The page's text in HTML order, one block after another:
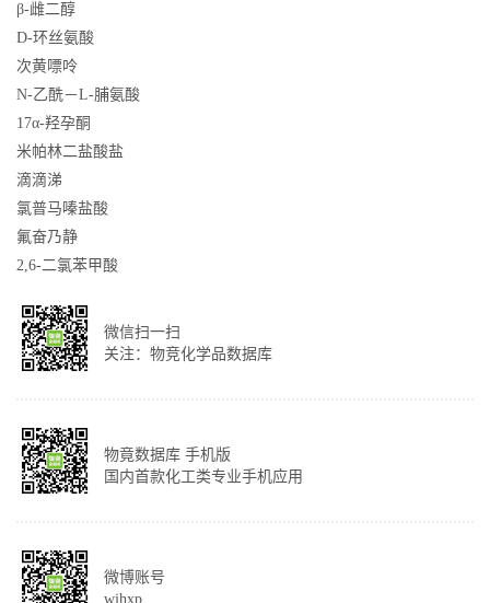
β-雌二醇
D-环丝氨酸
次黄嘌呤
N-乙酰－L-脯氨酸
17α-羟孕酮
米帕林二盐酸盐
滴滴涕
氯普马嗪盐酸
氟奋乃静
2,6-二氯苯甲酸
微信扫一扫
关注：物竞化学品数据库
物竟数据库 手机版
国内首款化工类专业手机应用
微博账号
wjhxp